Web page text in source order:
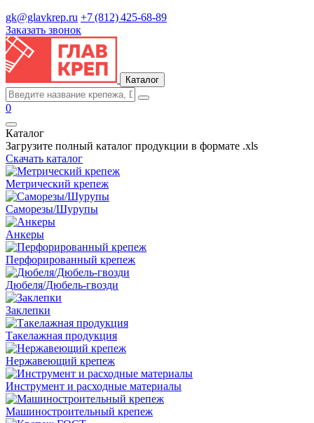
gk@glavkrep.ru +7 (812) 425-68-89
Заказать звонок
Каталог
0
Каталог
Загрузите полный каталог продукции в формате .xls
Скачать каталог
Метрический крепеж
Саморезы/Шурупы
Анкеры
Перфорированный крепеж
Дюбеля/Дюбель-гвозди
Заклепки
Такелажная продукция
Нержавеющий крепеж
Инструмент и расходные материалы
Машиностроительный крепеж